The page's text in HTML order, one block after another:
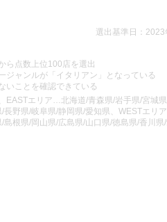
選出基準日：2023
ら点数上位100店を選出
ジャンルが「イタリアン」となっている
いことを確認できている
EASTエリア…北海道/青森県/岩手県/宮城
長野県/岐阜県/静岡県/愛知県、WESTエ
島根県/岡山県/広島県/山口県/徳島県/香川